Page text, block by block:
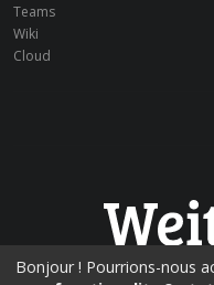
Teams
Wiki
Cloud
Bonjour ! Pourrions-nous